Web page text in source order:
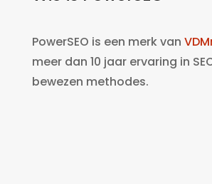
PowerSEO is een merk van
meer dan 10 jaar ervaring in
bewezen methodes.